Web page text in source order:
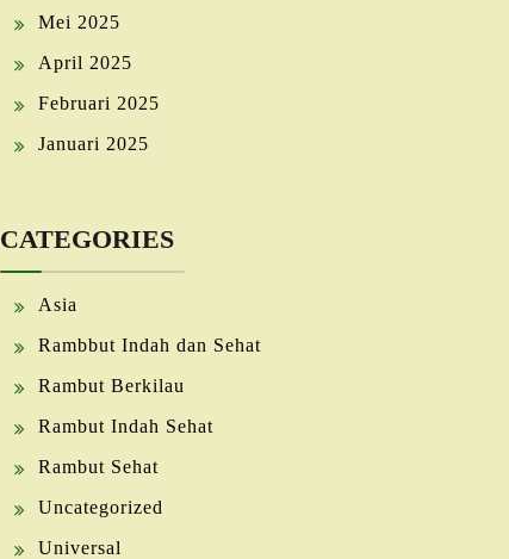
Mei 2025
April 2025
Februari 2025
Januari 2025
CATEGORIES
Asia
Rambbut Indah dan Sehat
Rambut Berkilau
Rambut Indah Sehat
Rambut Sehat
Uncategorized
Universal